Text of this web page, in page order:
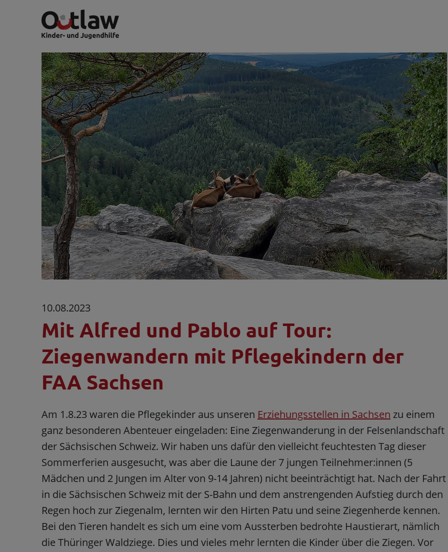
10.08.2023
Mit Alfred und Pablo auf Tour:
Ziegenwandern mit Pflegekindern der
FAA Sachsen
Am 1.8.23 waren die Pflegekinder aus unseren Erziehungsstellen in Sachsen zu einem
ganz besonderen Abenteuer eingeladen: Eine Ziegenwanderung in der Felsenlandschaft
der Sächsischen Schweiz. Wir haben uns dafür den vielleicht feuchtesten Tag dieser
Sommerferien ausgesucht, was aber die Laune der 7 jungen Teilnehmer:innen (5
Mädchen und 2 Jungen im Alter von 9-14 Jahren) nicht beeinträchtigt hat. Nach der Fahrt
in die Sächsischen Schweiz mit der S-Bahn und dem anstrengenden Aufstieg durch den
Regen hoch zur Ziegenalm, lernten wir den Hirten Patu und seine Ziegenherde kennen.
Bei den Tieren handelt es sich um eine vom Aussterben bedrohte Haustierart, nämlich
die Thüringer Waldziege. Dies und vieles mehr lernten die Kinder über die Ziegen. Vor